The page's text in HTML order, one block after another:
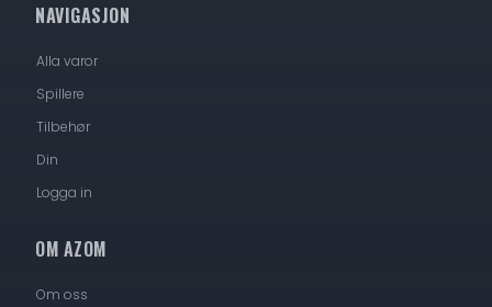
NAVIGASJON
Alla varor
Spillere
Tilbehør
Din
Logga in
OM AZOM
Om oss